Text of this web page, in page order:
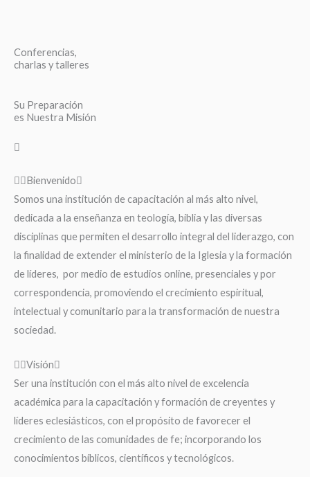
Conferencias,
charlas y talleres
Su Preparación
es Nuestra Misión
Bienvenido
Somos una institución de capacitación al más alto nivel,
dedicada a la enseñanza en teología, biblia y las diversas
disciplinas que permiten el desarrollo integral del liderazgo, con
la finalidad de extender el ministerio de la Iglesia y la formación
de líderes, por medio de estudios online, presenciales y por
correspondencia, promoviendo el crecimiento espiritual,
intelectual y comunitario para la transformación de nuestra
sociedad.
Visión
Ser una institución con el más alto nivel de excelencia
académica para la capacitación y formación de creyentes y
líderes eclesiásticos, con el propósito de favorecer el
crecimiento de las comunidades de fe; incorporando los
conocimientos bíblicos, científicos y tecnológicos.